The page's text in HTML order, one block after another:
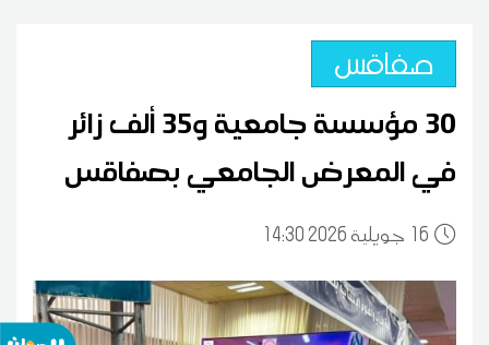
صفاقس
30 مؤسسة جامعية و35 ألف زائر
في المعرض الجامعي بصفاقس
16 14:30 2026 جويلية